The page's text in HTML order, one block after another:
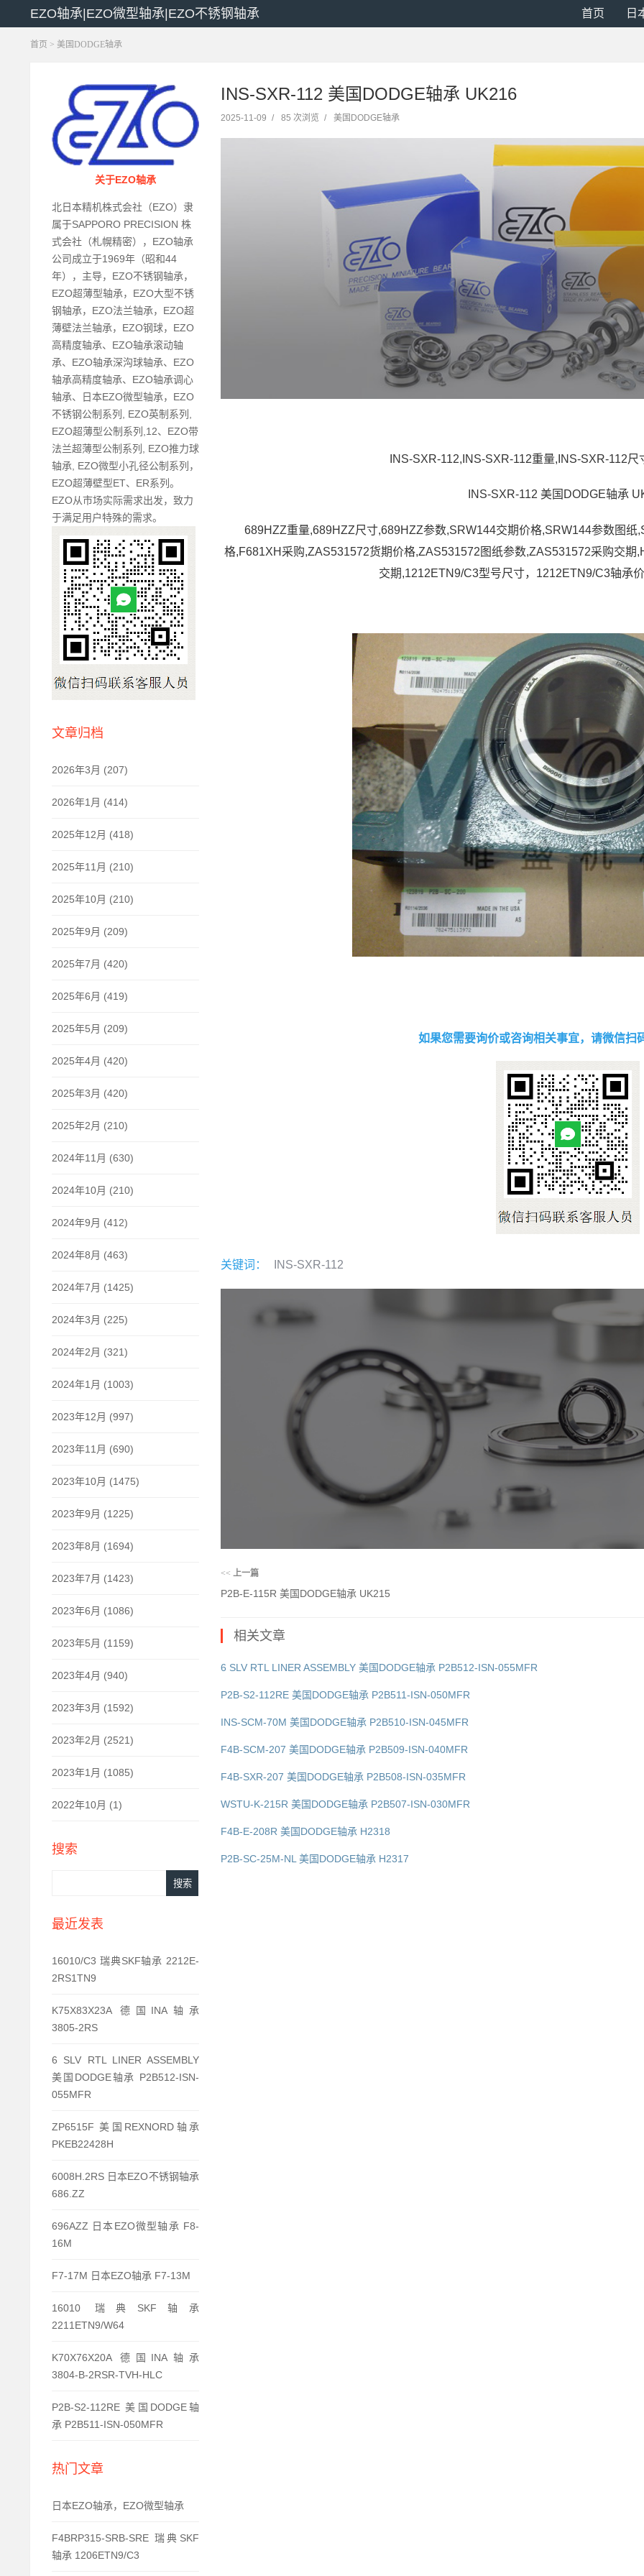
EZO轴承|EZO微型轴承|EZO不锈钢轴承 首页 日
首页 > 美国DODGE轴承
关于EZO轴承
北日本精机株式会社（EZO）隶
属于SAPPORO PRECISION 株
式会社（札幌精密），EZO轴承
公司成立于1969年（昭和44
年），主导，EZO不锈钢轴承，
EZO超薄型轴承，EZO大型不锈
钢轴承，EZO法兰轴承，EZO超
薄壁法兰轴承，EZO钢球，EZO
高精度轴承、EZO轴承滚动轴
承、EZO轴承深沟球轴承、EZO
轴承高精度轴承、EZO轴承调心
轴承、日本EZO微型轴承，EZO
不锈钢公制系列, EZO英制系列,
EZO超薄型公制系列,12、EZO带
法兰超薄型公制系列, EZO推力球
轴承, EZO微型小孔径公制系列，
EZO超薄壁型ET、ER系列。
EZO从市场实际需求出发，致力
于满足用户特殊的需求。
文章归档
2026年3月 (207)
2026年1月 (414)
2025年12月 (418)
2025年11月 (210)
2025年10月 (210)
2025年9月 (209)
2025年7月 (420)
2025年6月 (419)
2025年5月 (209)
2025年4月 (420)
2025年3月 (420)
2025年2月 (210)
2024年11月 (630)
2024年10月 (210)
2024年9月 (412)
2024年8月 (463)
2024年7月 (1425)
2024年3月 (225)
2024年2月 (321)
2024年1月 (1003)
2023年12月 (997)
2023年11月 (690)
2023年10月 (1475)
2023年9月 (1225)
2023年8月 (1694)
2023年7月 (1423)
2023年6月 (1086)
2023年5月 (1159)
2023年4月 (940)
2023年3月 (1592)
2023年2月 (2521)
2023年1月 (1085)
2022年10月 (1)
搜索
最近发表
16010/C3 瑞典SKF轴承 2212E-
2RS1TN9
K75X83X23A 德国INA轴承
3805-2RS
6 SLV RTL LINER ASSEMBLY
美国DODGE轴承 P2B512-ISN-
055MFR
ZP6515F 美国REXNORD轴承
PKEB22428H
6008H.2RS 日本EZO不锈钢轴承
686.ZZ
696AZZ 日本EZO微型轴承 F8-
16M
F7-17M 日本EZO轴承 F7-13M
16010 瑞典SKF轴承
2211ETN9/W64
K70X76X20A 德国INA轴承
3804-B-2RSR-TVH-HLC
P2B-S2-112RE 美国DODGE轴
承 P2B511-ISN-050MFR
热门文章
日本EZO轴承，EZO微型轴承
F4BRP315-SRB-SRE 瑞典SKF
轴承 1206ETN9/C3
INS-SXR-112 美国DODGE轴承 UK216
2025-11-09 / 85 次浏览 / 美国DODGE轴承
INS-SXR-112,INS-SXR-112重量,INS-SXR-112
INS-SXR-112 美国DODGE轴承
689HZZ重量,689HZZ尺寸,689HZZ参数,SRW144交期价格,SRW144参数图
格,F681XH采购,ZAS531572货期价格,ZAS531572图纸参数,ZAS531572采购交
交期,1212ETN9/C3型号尺寸，1212ETN9/C3轴承
如果您需要询价或咨询相关事宜，请微信扫
关键词： INS-SXR-112
<< 上一篇
P2B-E-115R 美国DODGE轴承 UK215
相关文章
6 SLV RTL LINER ASSEMBLY 美国DODGE轴承 P2B512-ISN-055MFR
P2B-S2-112RE 美国DODGE轴承 P2B511-ISN-050MFR
INS-SCM-70M 美国DODGE轴承 P2B510-ISN-045MFR
F4B-SCM-207 美国DODGE轴承 P2B509-ISN-040MFR
F4B-SXR-207 美国DODGE轴承 P2B508-ISN-035MFR
WSTU-K-215R 美国DODGE轴承 P2B507-ISN-030MFR
F4B-E-208R 美国DODGE轴承 H2318
P2B-SC-25M-NL 美国DODGE轴承 H2317